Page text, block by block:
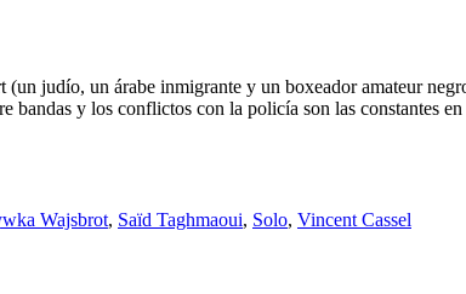
judío, un árabe inmigrante y un boxeador amateur
y los conflictos con la policía son las constantes en
Wajsbrot, Saïd Taghmaoui, Solo, Vincent Cassel